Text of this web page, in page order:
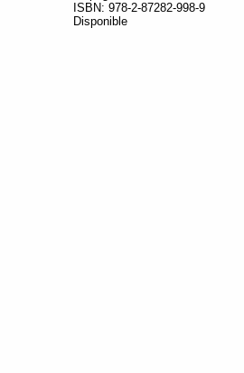
ISBN: 978-2-87282-998-9
Disponible